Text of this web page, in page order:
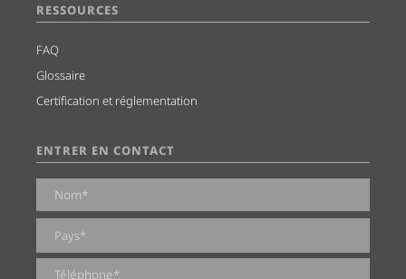
RESSOURCES
FAQ
Glossaire
Certification et réglementation
ENTRER EN CONTACT